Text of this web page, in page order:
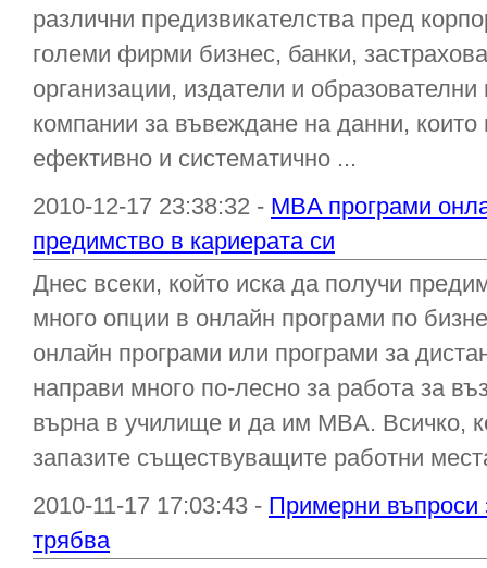
различни предизвикателства пред
големи фирми бизнес, банки,
организации, издатели и
компании за въвеждане на данни, които
ефективно и систематично ...
2010-12-17 23:38:32 - MBA програми
предимство в кариерата си
Днес всеки, който иска да получи
много опции в онлайн програми по
онлайн програми или програми за
направи много по-лесно за работа за
върна в училище и да им MBA. Всичко,
запазите съществуващите работни
2010-11-17 17:03:43 - Примерни въпроси
трябва